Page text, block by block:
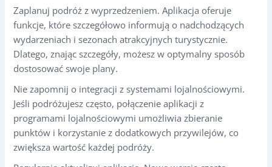
Zaplanuj podróż z wyprzedzeniem. Aplikacja oferuje
funkcje, które szczegółowo informują o nadchodzących
wydarzeniach i sezonach atrakcyjnych turystycznie.
Dlatego, znając szczegóły, możesz w optymalny sposób
dostosować swoje plany.
Nie zapomnij o integracji z systemami lojalnościowymi.
Jeśli podróżujesz często, połączenie aplikacji z
programami lojalnościowymi umożliwia zbieranie
punktów i korzystanie z dodatkowych przywilejów, co
zwiększa wartość każdej podróży.